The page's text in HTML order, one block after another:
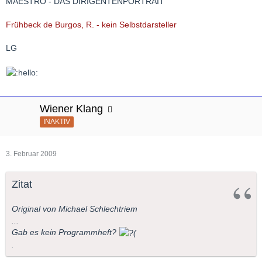
Frühbeck de Burgos, R. - kein Selbstdarsteller
LG
Wiener Klang
INAKTIV
3. Februar 2009
Zitat
Original von Michael Schlechtriem
Gab es kein Programmheft?